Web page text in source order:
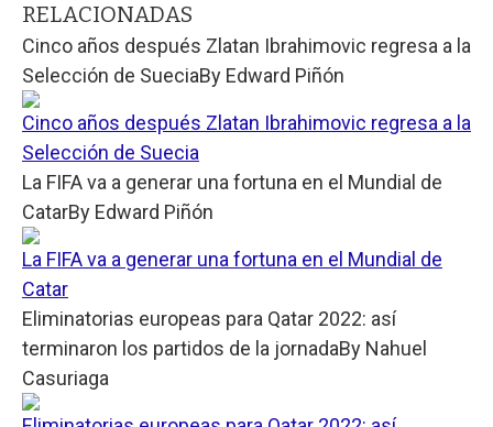
RELACIONADAS
Cinco años después Zlatan Ibrahimovic regresa a la
Selección de SueciaBy Edward Piñón
Cinco años después Zlatan Ibrahimovic regresa a la
Selección de Suecia
La FIFA va a generar una fortuna en el Mundial de
CatarBy Edward Piñón
La FIFA va a generar una fortuna en el Mundial de
Catar
Eliminatorias europeas para Qatar 2022: así
terminaron los partidos de la jornadaBy Nahuel
Casuriaga